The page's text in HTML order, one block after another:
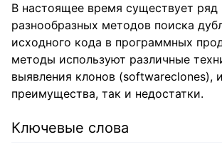
В настоящее время существует ряд
разнообразных методов поиска
исходного кода в программных
методы используют различные
выявления клонов (softwareclones),
преимущества, так и недостатки.
Ключевые слова